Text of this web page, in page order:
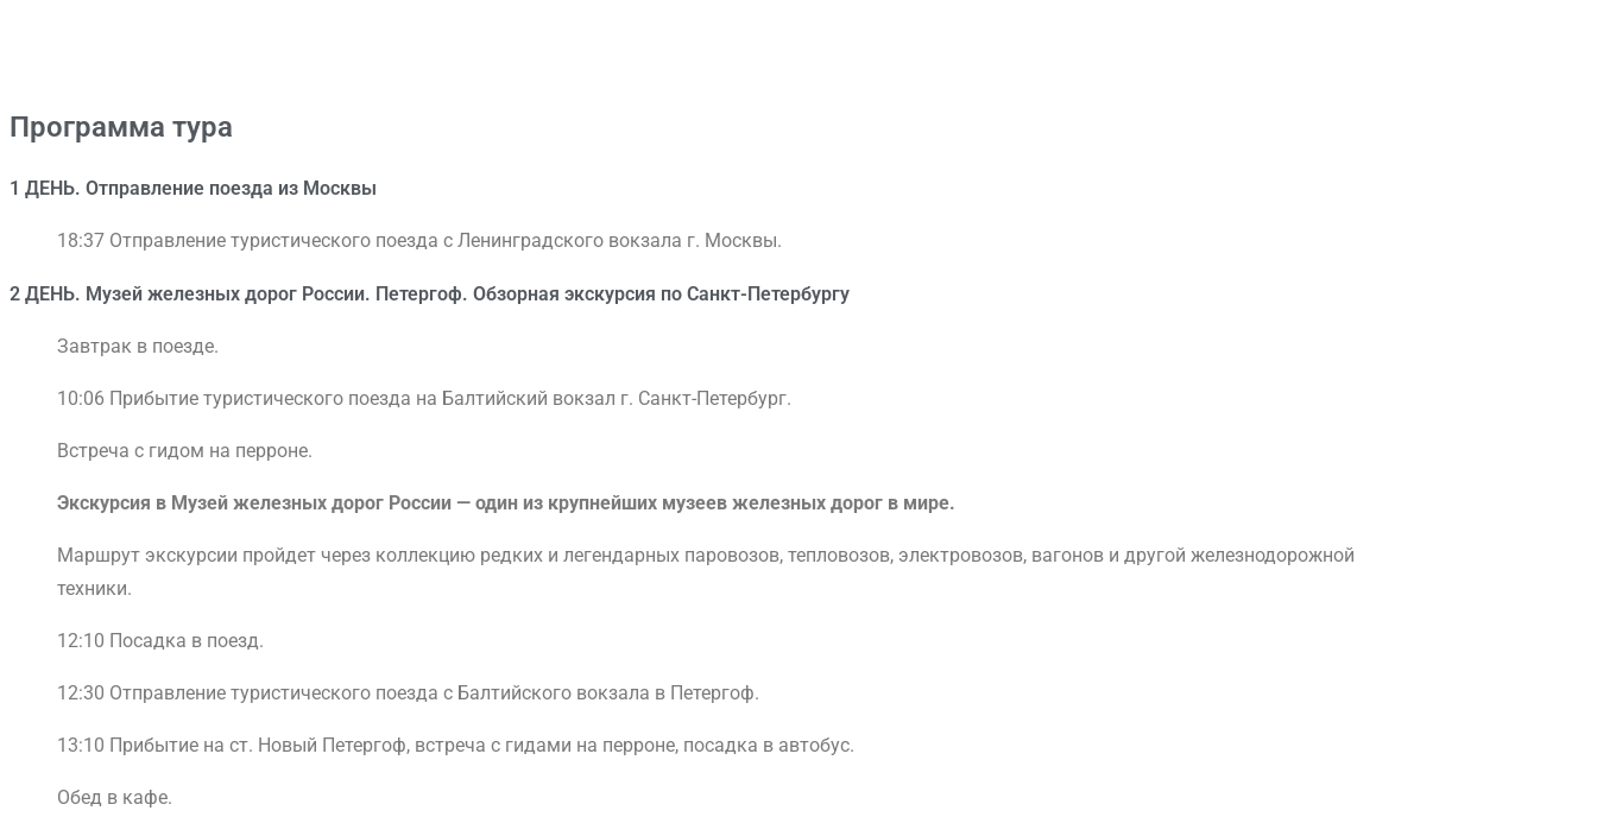
Программа тура
1 ДЕНЬ​. Отправление поезда из Москвы
18:37 Отправление туристического поезда с Ленинградского вокзала г. Москвы.
2 ДЕНЬ. Музей железных дорог России. Петергоф. Обзорная экскурсия по Санкт-Петербургу
Завтрак в поезде.
10:06 Прибытие туристического поезда на Балтийский вокзал г. Санкт-Петербург.
Встреча с гидом на перроне.
Экскурсия в Музей железных дорог России — один из крупнейших музеев железных дорог в мире.
Маршрут экскурсии пройдет через коллекцию редких и легендарных паровозов, тепловозов, электровозов, вагонов и другой железнодорожной
техники.
12:10 Посадка в поезд.
12:30 Отправление туристического поезда с Балтийского вокзала в Петергоф.
13:10 Прибытие на ст. Новый Петергоф, встреча с гидами на перроне, посадка в автобус.
Обед в кафе.